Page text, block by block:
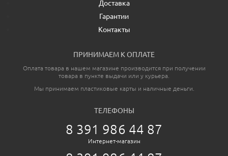
Доставка
Гарантии
Контакты
ПРИНИМАЕМ К ОПЛАТЕ
Оплата товара в нашем магазине производится при получении
товара в пункте выдачи или у курьера.
Мы принимаем пластиковые карты и наличные деньги.
ТЕЛЕФОНЫ
8 391 986 44 87
Интернет-магазин